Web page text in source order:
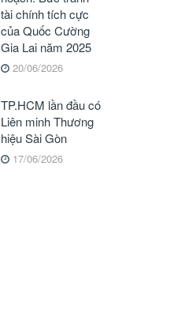
tài chính tích cực
của Quốc Cường
Gia Lai năm 2025
20/06/2026
TP.HCM lần đầu có
Liên minh Thương
hiệu Sài Gòn
17/06/2026